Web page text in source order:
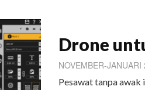
Drone
NOVEMBER-JANUARI
Pesawat tanpa awak